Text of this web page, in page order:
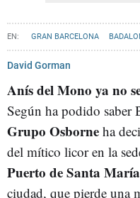
GRAN BARCELONA
David Gorman
Anís del Mono ya no
Según ha podido saber
Grupo Osborne ha
del mítico licor en la
Puerto de Santa María
ciudad, que pierde una